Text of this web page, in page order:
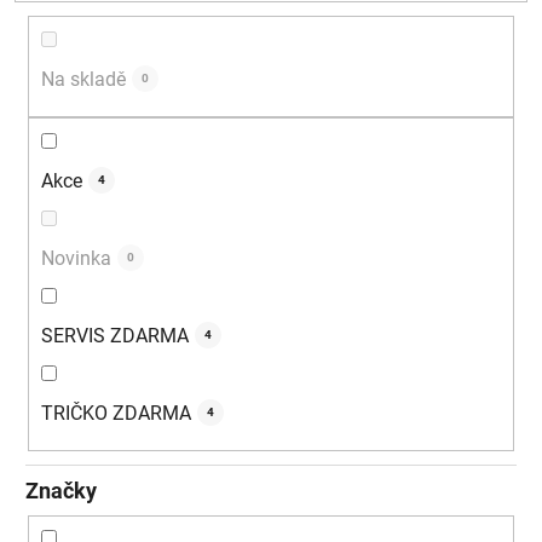
d
Na skladě 0
Akce 4
Novinka 0
SERVIS ZDARMA 4
TRIČKO ZDARMA 4
Značky